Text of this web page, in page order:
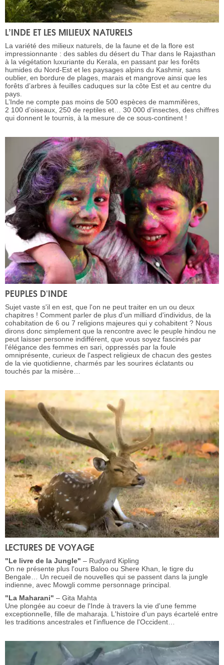
L’INDE ET LES MILIEUX NATURELS
La variété des milieux naturels, de la faune et de la flore est
impressionnante : des sables du désert du Thar dans le Rajasthan
à la végétation luxuriante du Kerala, en passant par les forêts
humides du Nord-Est et les paysages alpins du Kashmir, sans
oublier, en bordure de plages, marais et mangrove ainsi que les
forêts d’arbres à feuilles caduques sur la côte Est et au centre du
pays.
L’Inde ne compte pas moins de 500 espèces de mammifères,
2 100 d’oiseaux, 250 de reptiles et… 30 000 d’insectes, des chiffres
qui donnent le tournis, à la mesure de ce sous-continent !
PEUPLES D'INDE
Sujet vaste s'il en est, que l'on ne peut traiter en un ou deux
chapitres ! Comment parler de plus d'un milliard d'individus, de la
cohabitation de 6 ou 7 religions majeures qui y cohabitent ? Nous
dirons donc simplement que la rencontre avec le peuple hindou ne
peut laisser personne indifférent, que vous soyez fascinés par
l'élégance des femmes en sari, oppressés par la foule
omniprésente, curieux de l'aspect religieux de chacun des gestes
de la vie quotidienne, charmés par les sourires éclatants ou
touchés par la misère…
LECTURES DE VOYAGE
"Le livre de la Jungle" – Rudyard Kipling
On ne présente plus l'ours Baloo ou Shere Khan, le tigre du
Bengale… Un recueil de nouvelles qui se passent dans la jungle
indienne, avec Mowgli comme personnage principal.
"La Maharani" – Gita Mahta
Une plongée au coeur de l'Inde à travers la vie d'une femme
exceptionnelle, fille de maharaja. L'histoire d'un pays écartelé entre
les traditions ancestrales et l'influence de l'Occident…